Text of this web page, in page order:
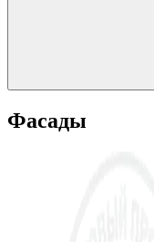
Фасады